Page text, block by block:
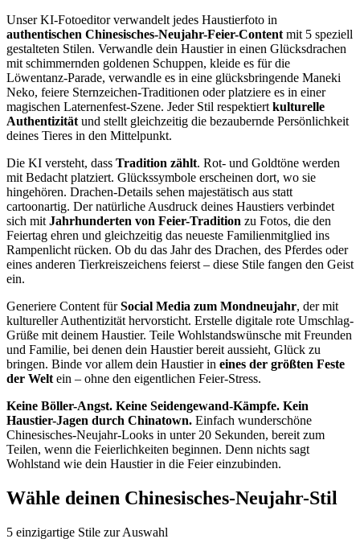
Unser KI-Fotoeditor verwandelt jedes Haustierfoto in
authentischen Chinesisches-Neujahr-Feier-Content mit 5 speziell
gestalteten Stilen. Verwandle dein Haustier in einen Glücksdrachen
mit schimmernden goldenen Schuppen, kleide es für die
Löwentanz-Parade, verwandle es in eine glücksbringende Maneki
Neko, feiere Sternzeichen-Traditionen oder platziere es in einer
magischen Laternenfest-Szene. Jeder Stil respektiert kulturelle
Authentizität und stellt gleichzeitig die bezaubernde Persönlichkeit
deines Tieres in den Mittelpunkt.
Die KI versteht, dass Tradition zählt. Rot- und Goldtöne werden
mit Bedacht platziert. Glückssymbole erscheinen dort, wo sie
hingehören. Drachen-Details sehen majestätisch aus statt
cartoonartig. Der natürliche Ausdruck deines Haustiers verbindet
sich mit Jahrhunderten von Feier-Tradition zu Fotos, die den
Feiertag ehren und gleichzeitig das neueste Familienmitglied ins
Rampenlicht rücken. Ob du das Jahr des Drachen, des Pferdes oder
eines anderen Tierkreiszeichens feierst – diese Stile fangen den Geist
ein.
Generiere Content fürSocial Media zum Mondneujahr, der mit
kultureller Authentizität hervorsticht. Erstelle digitale rote Umschlag-
Grüße mit deinem Haustier. Teile Wohlstandswünsche mit Freunden
und Familie, bei denen dein Haustier bereit aussieht, Glück zu
bringen. Binde vor allem dein Haustier in eines der größten Feste
der Welt ein – ohne den eigentlichen Feier-Stress.
Keine Böller-Angst. Keine Seidengewand-Kämpfe. Kein
Haustier-Jagen durch Chinatown. Einfach wunderschöne
Chinesisches-Neujahr-Looks in unter 20 Sekunden, bereit zum
Teilen, wenn die Feierlichkeiten beginnen. Denn nichts sagt
Wohlstand wie dein Haustier in die Feier einzubinden.
Wähle deinen Chinesisches-Neujahr-Stil
5 einzigartige Stile zur Auswahl